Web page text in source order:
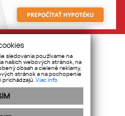
sledovania používame na
našich webových stránok, na
obsah a cielené reklamy,
stránok a na pochopenie
prichádzajú. Viac info